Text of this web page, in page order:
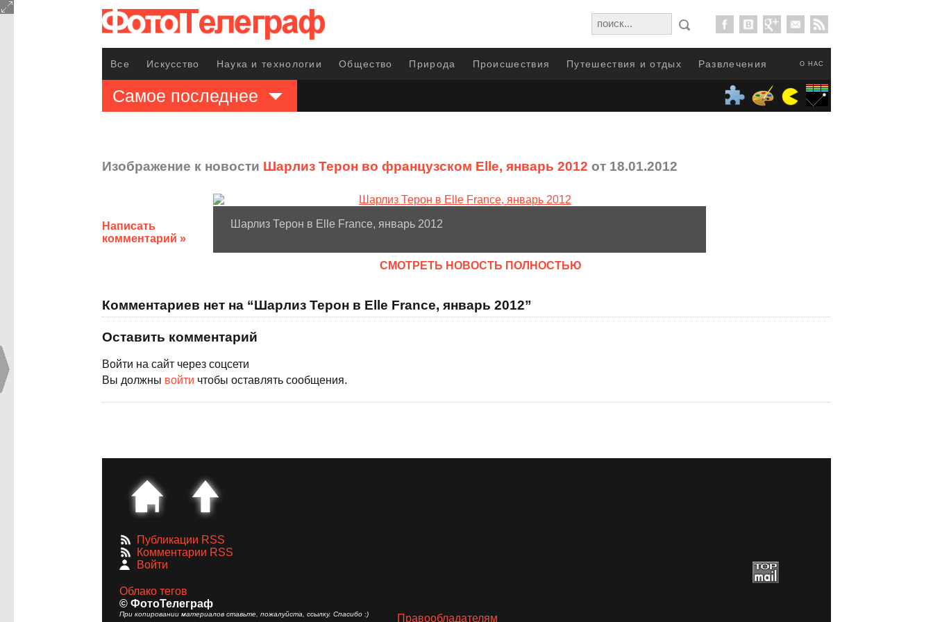
О НАС
Все Искусство Наука и технологии Общество Природа Происшествия Путешествия и отдых Развлечения
Самое последнее
Изображение к новости Шарлиз Терон во французском Elle, январь 2012 от 18.01.2012
Написать
комментарий »
Шарлиз Терон в Elle France, январь 2012
CМОТРЕТЬ НОВОСТЬ ПОЛНОСТЬЮ
Комментариев нет на “Шарлиз Терон в Elle France, январь 2012”
Оставить комментарий
Войти на сайт через соцсети
Вы должны войти чтобы оставлять сообщения.
Публикации RSS
Комментарии RSS
Войти
Облако тегов
© ФотоТелеграф
При копировании материалов ставьте, пожалуйста, ссылку. Спасибо :) Правообладателям